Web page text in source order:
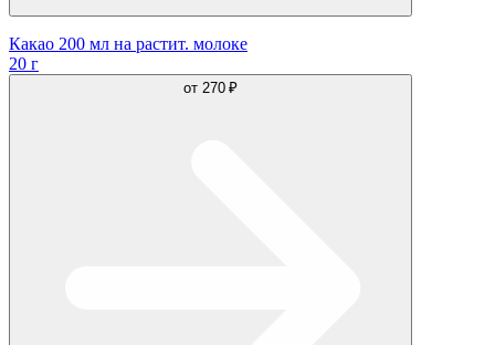
Какао 200 мл на растит. молоке
20 г
от 270 ₽